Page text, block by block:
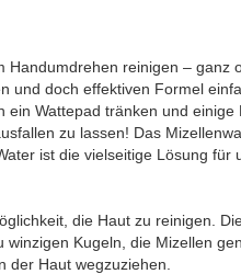
Handumdrehen reinigen –
und doch effektiven Formel
ein Wattepad tränken und
zu lassen! Das
ist die vielseitige Lösung für
die Haut zu reinigen.
winzigen Kugeln, die Mizellen
der Haut wegzuziehen.